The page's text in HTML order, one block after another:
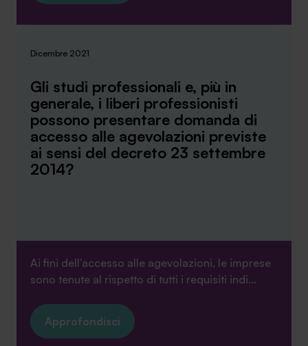
Dicembre 2021
Gli studi professionali e, più in
generale, i liberi professionisti
possono presentare domanda di
accesso alle agevolazioni previste
ai sensi del decreto 23 settembre
2014?
Ai fini dell’accesso alle agevolazioni, le imprese
sono tenute al rispetto di tutti i requisiti indi...
Approfondisci